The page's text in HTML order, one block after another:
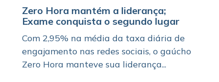
Zero Hora mantém a liderança;
Exame conquista o segundo lugar
Com 2,95% na média da taxa diária de
engajamento nas redes sociais, o gaúcho
Zero Hora manteve sua liderança...